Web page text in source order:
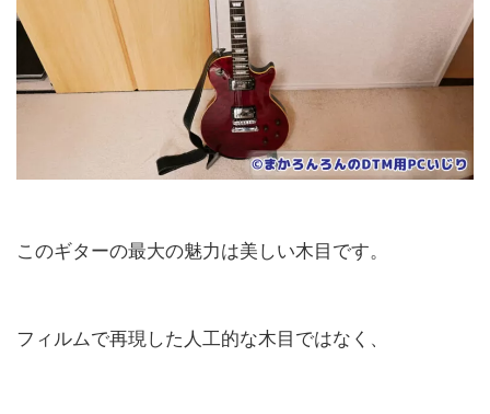
このギターの最大の魅力は美しい木目です。
フィルムで再現した人工的な木目ではなく、